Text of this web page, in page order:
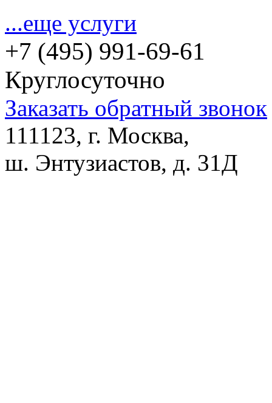
...еще услуги
+7 (495) 991-69-61
Круглосуточно
Заказать обратный звонок
111123, г. Москва,
ш. Энтузиастов, д. 31Д